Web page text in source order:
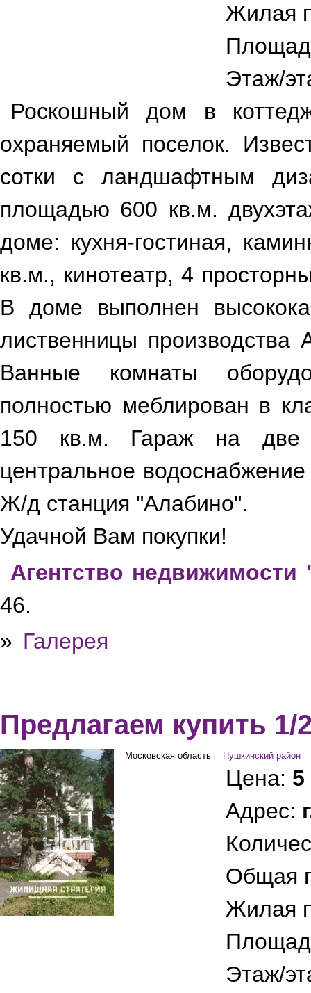
Жилая
Этаж/
Роскошный дом в
охраняемый поселок.
сотки с ландшафтным
площадью 600 кв.м.
доме: кухня-гостиная,
кв.м., кинотеатр, 4
В доме выполнен
лиственницы производства
Ванные комнаты
полностью меблирован в
150 кв.м. Гараж на две
центральное
Ж/д станция "Алабино".
Удачной Вам покупки!
Агентство
46.
» Галерея
Предлагаем купить
Московская область Пушкинский район
Цена: 5
Адрес:
Общая
Жилая
Этаж/